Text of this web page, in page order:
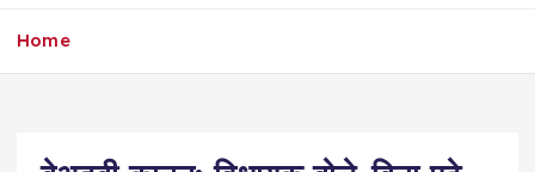
Home